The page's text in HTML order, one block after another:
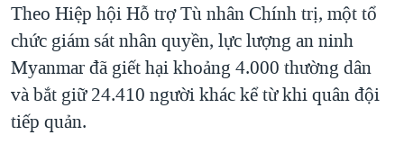
Theo Hiệp hội Hỗ trợ Tù nhân Chính trị, một tổ
chức giám sát nhân quyền, lực lượng an ninh
Myanmar đã giết hại khoảng 4.000 thường dân
và bắt giữ 24.410 người khác kể từ khi quân đội
tiếp quản.